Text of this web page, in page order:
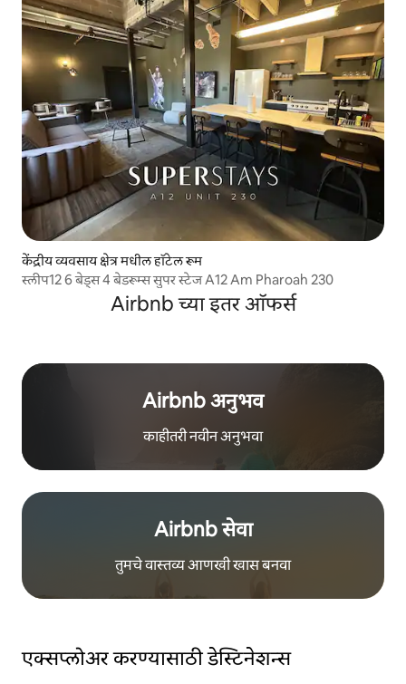
केंद्रीय व्यवसाय क्षेत्र मधील हॉटेल रूम
स्लीप12 6 बेड्स 4 बेडरूम्स सुपर स्टेज A12 Am Pharoah 230
Airbnb च्या इतर ऑफर्स
Airbnb अनुभव
काहीतरी नवीन अनुभवा
Airbnb सेवा
तुमचे वास्तव्य आणखी खास बनवा
एक्सप्लोअर करण्यासाठी डेस्टिनेशन्स